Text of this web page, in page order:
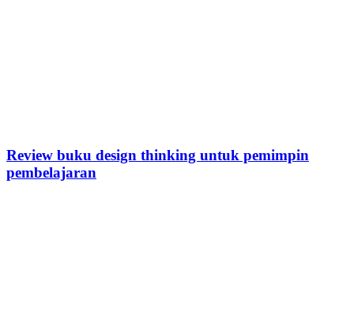
Review buku design thinking untuk pemimpin
pembelajaran